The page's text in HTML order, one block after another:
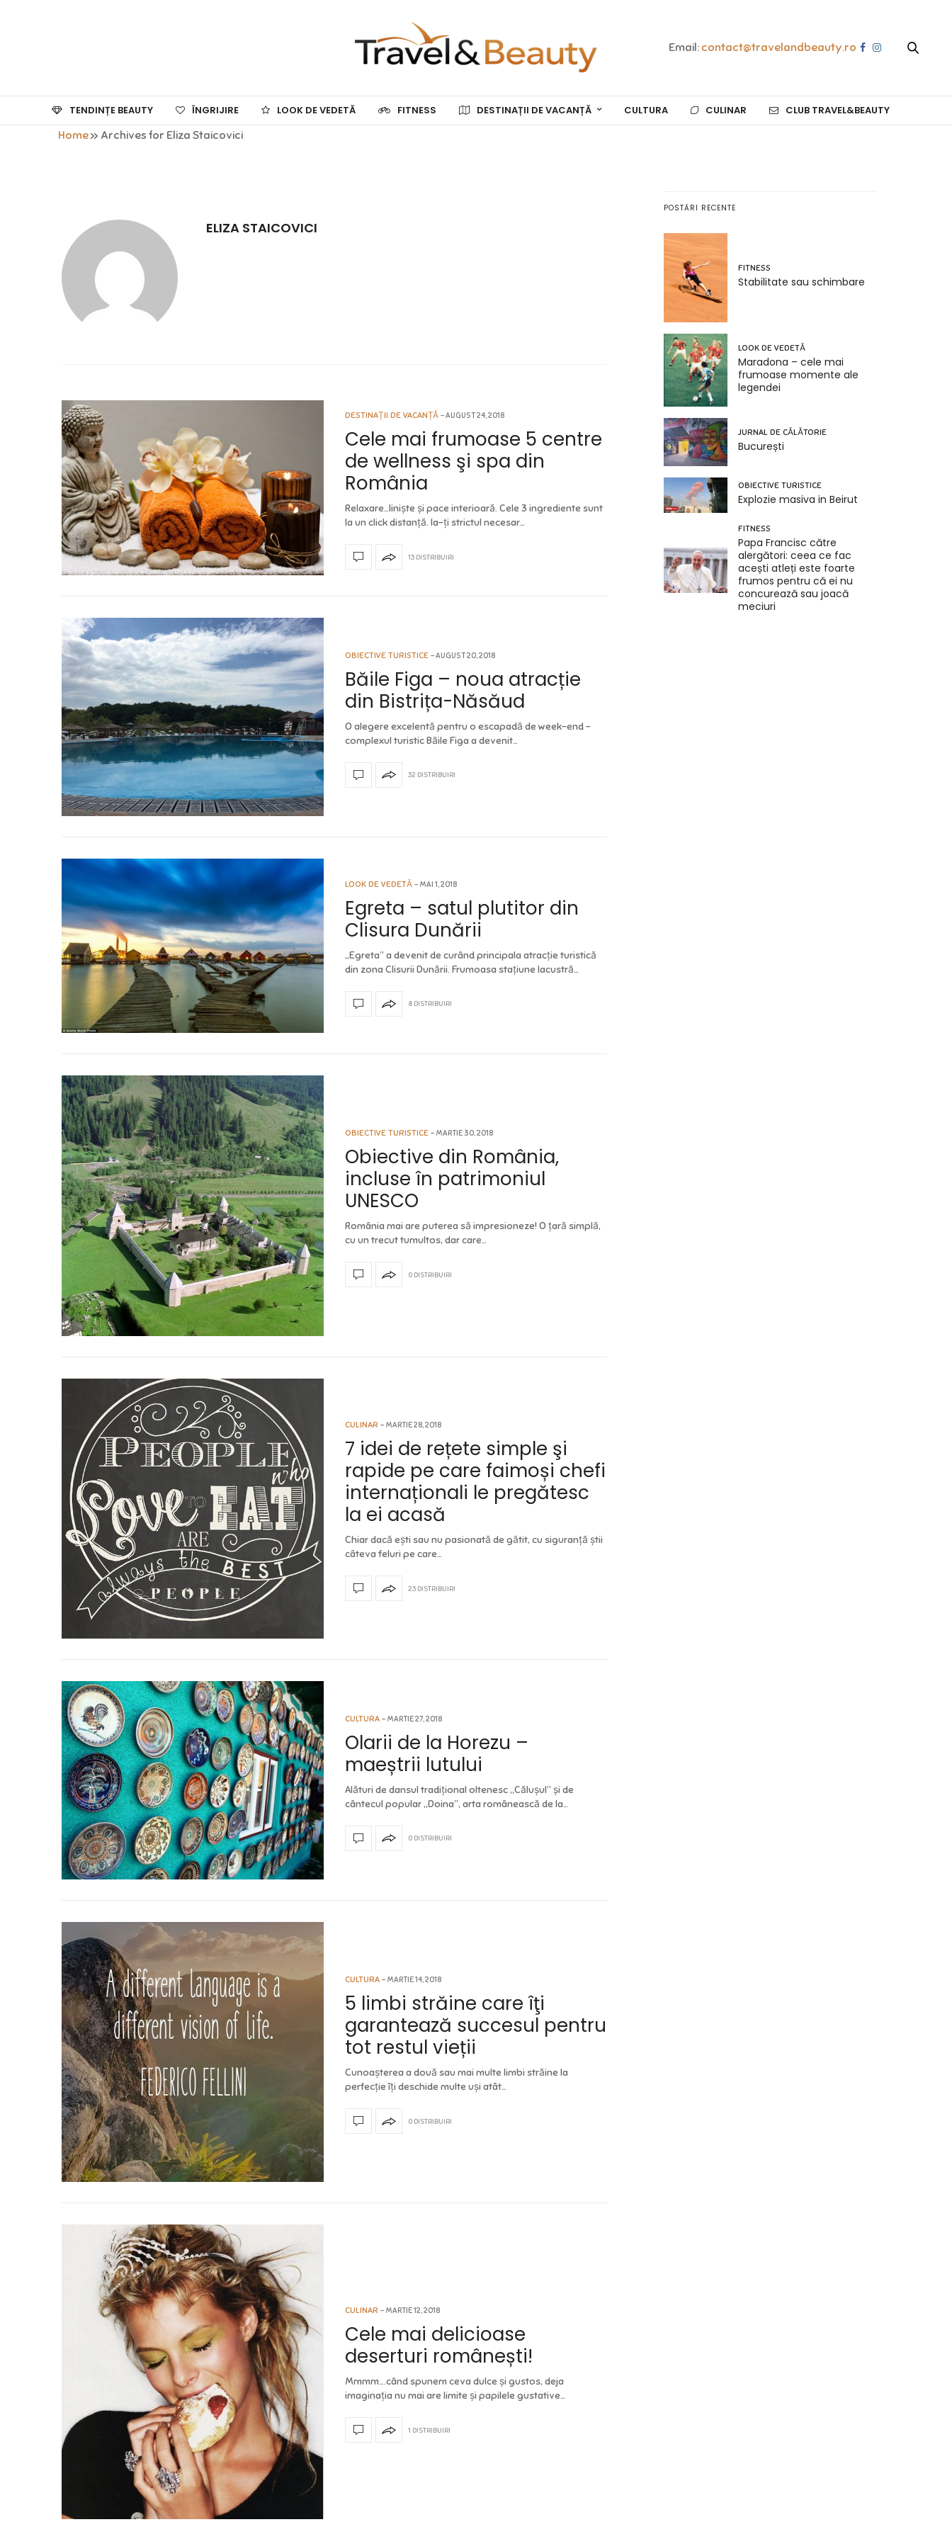
Email: contact@travelandbeauty.ro
TENDINȚE BEAUTY ÎNGRIJIRE LOOK DE VEDETĂ FITNESS DESTINAȚII DE VACANȚĂ CULTURA CULINAR CLUB TRAVEL&BEAUTY
Home» Archives for Eliza Staicovici
ELIZA STAICOVICI
DESTINAȚII DE VACANȚĂ AUGUST 24, 2018
Cele mai frumoase 5 centre
de wellness şi spa din
România
Relaxare…liniște și pace interioară. Cele 3 ingrediente sunt
la un click distanță. Ia-ți strictul necesar…
13 DISTRIBUIRI
OBIECTIVE TURISTICE AUGUST 20, 2018
Băile Figa – noua atracție
din Bistrița-Năsăud
O alegere excelentă pentru o escapadă de week-end –
complexul turistic Băile Figa a devenit…
32 DISTRIBUIRI
LOOK DE VEDETĂ MAI 1, 2018
Egreta – satul plutitor din
Clisura Dunării
„Egreta” a devenit de curând principala atracție turistică
din zona Clisurii Dunării. Frumoasa stațiune lacustră…
8 DISTRIBUIRI
OBIECTIVE TURISTICE MARTIE 30, 2018
Obiective din România,
incluse în patrimoniul
UNESCO
România mai are puterea să impresioneze! O țară simplă,
cu un trecut tumultos, dar care…
0 DISTRIBUIRI
CULINAR MARTIE 28, 2018
7 idei de rețete simple şi
rapide pe care faimoși chefi
internaționali le pregătesc
la ei acasă
Chiar dacă ești sau nu pasionată de gătit, cu siguranță știi
câteva feluri pe care…
23 DISTRIBUIRI
CULTURA MARTIE 27, 2018
Olarii de la Horezu –
maeștrii lutului
Alături de dansul tradițional oltenesc „Călușul” și de
cântecul popular „Doina”, arta românească de la…
0 DISTRIBUIRI
CULTURA MARTIE 14, 2018
5 limbi străine care îţi
garantează succesul pentru
tot restul vieții
Cunoașterea a două sau mai multe limbi străine la
perfecție îți deschide multe uși atât…
0 DISTRIBUIRI
CULINAR MARTIE 12, 2018
Cele mai delicioase
deserturi românești!
Mmmm….când spunem ceva dulce și gustos, deja
imaginația nu mai are limite și papilele gustative…
1 DISTRIBUIRI
POSTĂRI RECENTE
FITNESS
Stabilitate sau schimbare
LOOK DE VEDETĂ
Maradona – cele mai
frumoase momente ale
legendei
JURNAL DE CĂLĂTORIE
București
OBIECTIVE TURISTICE
Explozie masiva in Beirut
FITNESS
Papa Francisc către
alergători: ceea ce fac
acești atleți este foarte
frumos pentru că ei nu
concurează sau joacă
meciuri